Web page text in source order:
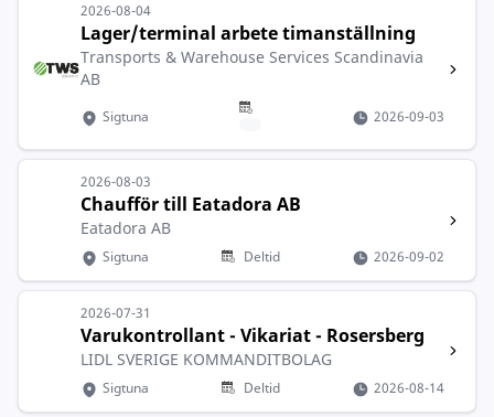
2026-08-04
Lager/terminal arbete timanställning
Transports & Warehouse Services Scandinavia
AB
Sigtuna 2026-09-03
2026-08-03
Chaufför till Eatadora AB
Eatadora AB
Sigtuna Deltid 2026-09-02
2026-07-31
Varukontrollant - Vikariat - Rosersberg
LIDL SVERIGE KOMMANDITBOLAG
Sigtuna Deltid 2026-08-14